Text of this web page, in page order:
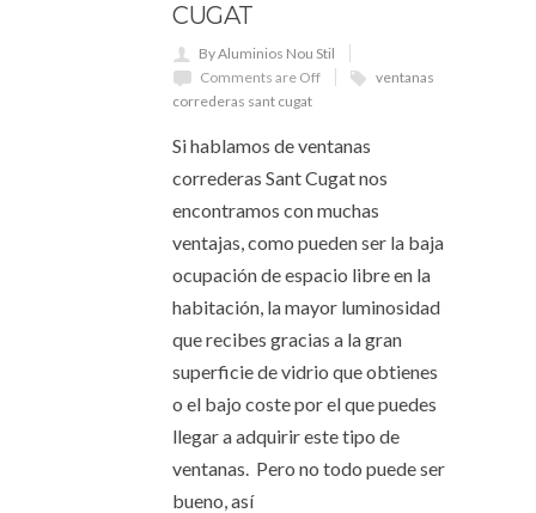
CUGAT
By Aluminios Nou Stil
Comments are Off
ventanas
correderas sant cugat
Si hablamos de ventanas
correderas Sant Cugat nos
encontramos con muchas
ventajas, como pueden ser la baja
ocupación de espacio libre en la
habitación, la mayor luminosidad
que recibes gracias a la gran
superficie de vidrio que obtienes
o el bajo coste por el que puedes
llegar a adquirir este tipo de
ventanas. Pero no todo puede ser
bueno, así